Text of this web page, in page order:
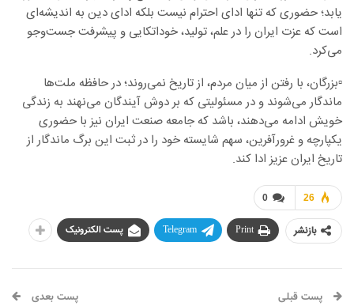
یابد؛ حضوری که تنها ادای احترام نیست بلکه ادای دین به اندیشه‌ای
است که عزت ایران را در علم، تولید، خوداتکایی و پیشرفت جست‌وجو
می‌کرد.
▫️بزرگان، با رفتن از میان مردم، از تاریخ نمی‌روند؛ در حافظه ملت‌ها
ماندگار می‌شوند و در مسئولیتی که بر دوش آیندگان می‌نهند به زندگی
خویش ادامه می‌دهند، باشد که جامعه صنعت ایران نیز با حضوری
یکپارچه و غرورآفرین، سهم شایسته خود را در ثبت این برگ ماندگار از
تاریخ ایران عزیز ادا کند.
0 26
بازنشر Print
Telegram پست الکترونیک
پست قبلی پست بعدی